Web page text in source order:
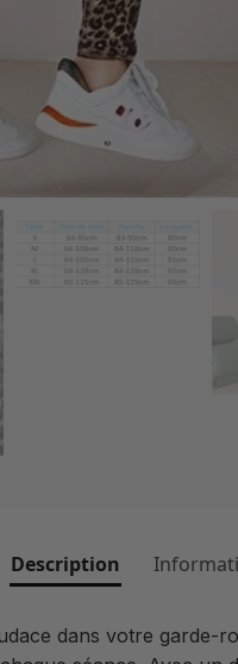
Description
dans votre garde-